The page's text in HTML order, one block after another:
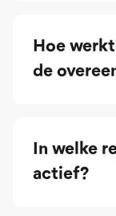
Hoe
de
In welke
actief?